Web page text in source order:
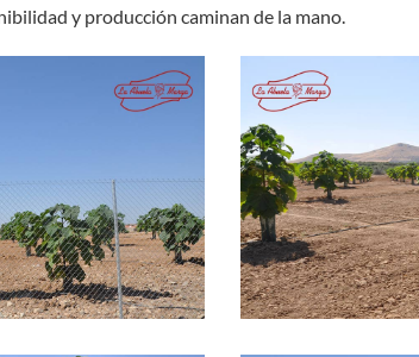
y producción caminan de la mano.